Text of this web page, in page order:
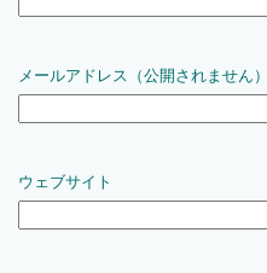
メールアドレス（公開されません）
ウェブサイト